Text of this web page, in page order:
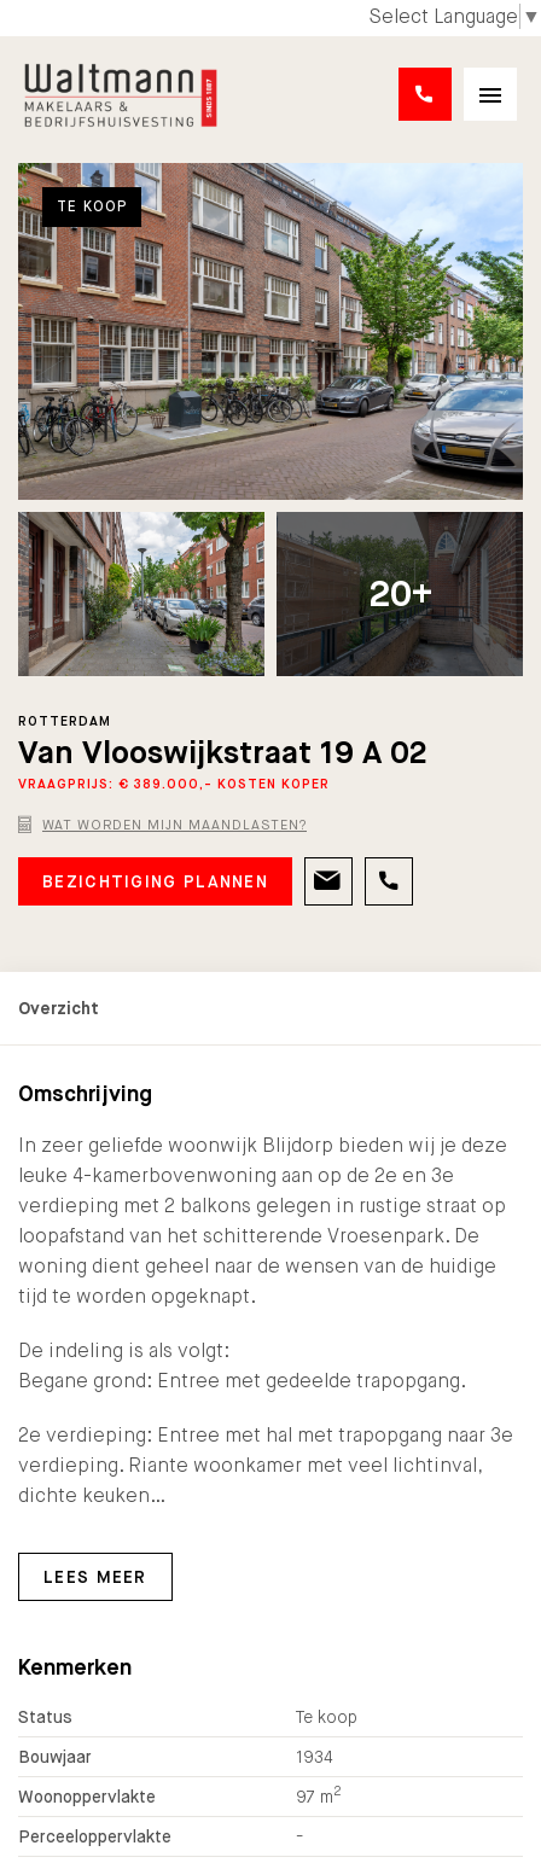
Select Language ▼
TE KOOP
20+
Van Vlooswijkstraat 19 A 02
ROTTERDAM
VRAAGPRIJS: € 389.000,- KOSTEN KOPER
WAT WORDEN MIJN MAANDLASTEN?
BEZICHTIGING PLANNEN
Omschrijving
In zeer geliefde woonwijk Blijdorp bieden wij je deze
leuke 4-kamerbovenwoning aan op de 2e en 3e
verdieping met 2 balkons gelegen in rustige straat op
loopafstand van het schitterende Vroesenpark. De
woning dient geheel naar de wensen van de huidige
tijd te worden opgeknapt.
De indeling is als volgt:
Begane grond: Entree met gedeelde trapopgang.
2e verdieping: Entree met hal met trapopgang naar 3e
verdieping. Riante woonkamer met veel lichtinval,
dichte keuken…
LEES MEER
Kenmerken
Status
Te koop
Bouwjaar
1934
Woonoppervlakte
97 m2
Perceeloppervlakte
-